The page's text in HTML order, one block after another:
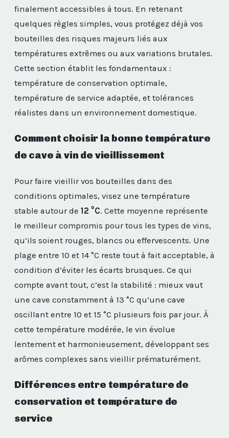
finalement accessibles à tous. En retenant
quelques règles simples, vous protégez déjà vos
bouteilles des risques majeurs liés aux
températures extrêmes ou aux variations brutales.
Cette section établit les fondamentaux :
température de conservation optimale,
température de service adaptée, et tolérances
réalistes dans un environnement domestique.
Comment choisir la bonne température
de cave à vin de vieillissement
Pour faire vieillir vos bouteilles dans des
conditions optimales, visez une température
stable autour de 12 °C. Cette moyenne représente
le meilleur compromis pour tous les types de vins,
qu’ils soient rouges, blancs ou effervescents. Une
plage entre 10 et 14 °C reste tout à fait acceptable, à
condition d’éviter les écarts brusques. Ce qui
compte avant tout, c’est la stabilité : mieux vaut
une cave constamment à 13 °C qu’une cave
oscillant entre 10 et 15 °C plusieurs fois par jour. À
cette température modérée, le vin évolue
lentement et harmonieusement, développant ses
arômes complexes sans vieillir prématurément.
Différences entre température de
conservation et température de
service